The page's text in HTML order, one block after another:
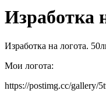
Изработка
Изработка на логота.
Мои логота:
https://postimg.cc/gallery/